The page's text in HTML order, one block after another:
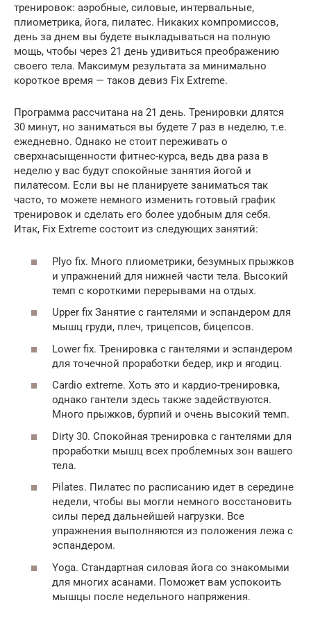
тренировок: аэробные, силовые, интервальные,
плиометрика, йога, пилатес. Никаких компромиссов,
день за днем вы будете выкладываться на полную
мощь, чтобы через 21 день удивиться преображению
своего тела. Максимум результата за минимально
короткое время — таков девиз Fix Extreme.
Программа рассчитана на 21 день. Тренировки длятся
30 минут, но заниматься вы будете 7 раз в неделю, т.е.
ежедневно. Однако не стоит переживать о
сверхнасыщенности фитнес-курса, ведь два раза в
неделю у вас будут спокойные занятия йогой и
пилатесом. Если вы не планируете заниматься так
часто, то можете немного изменить готовый график
тренировок и сделать его более удобным для себя.
Итак, Fix Extreme состоит из следующих занятий:
Plyo fix. Много плиометрики, безумных прыжков
и упражнений для нижней части тела. Высокий
темп с короткими перерывами на отдых.
Upper fix Занятие с гантелями и эспандером для
мышц груди, плеч, трицепсов, бицепсов.
Lower fix. Тренировка с гантелями и эспандером
для точечной проработки бедер, икр и ягодиц.
Cardio extreme. Хоть это и кардио-тренировка,
однако гантели здесь также задействуются.
Много прыжков, бурпий и очень высокий темп.
Dirty 30. Спокойная тренировка с гантелями для
проработки мышц всех проблемных зон вашего
тела.
Pilates. Пилатес по расписанию идет в середине
недели, чтобы вы могли немного восстановить
силы перед дальнейшей нагрузки. Все
упражнения выполняются из положения лежа с
эспандером.
Yoga. Стандартная силовая йога со знакомыми
для многих асанами. Поможет вам успокоить
мышцы после недельного напряжения.